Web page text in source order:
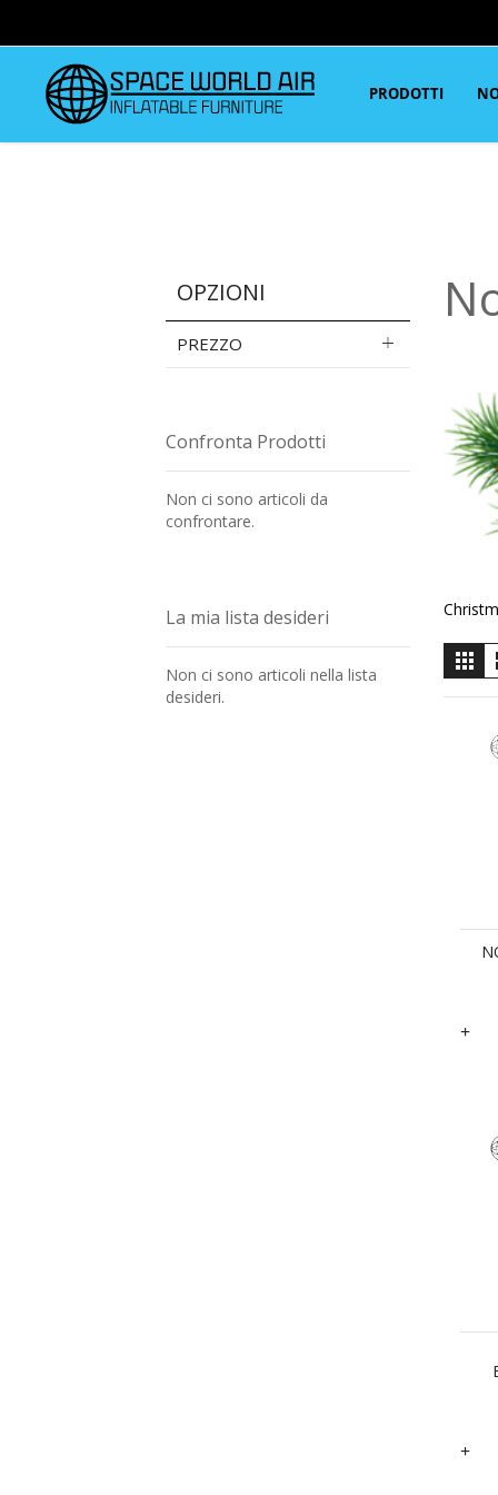
PRODOTTI
OPZIONI
PREZZO
Confronta Prodotti
Non ci sono articoli da
confrontare.
La mia lista desideri
Non ci sono articoli nella lista
desideri.